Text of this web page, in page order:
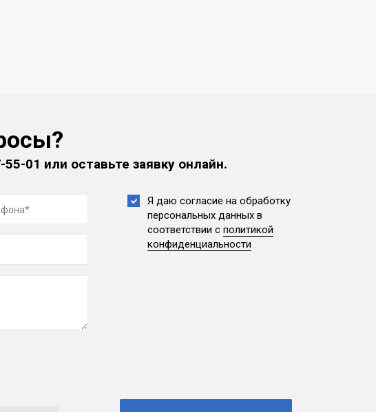
55-01 или оставьте заявку онлайн.
Я даю согласие на обработку
персональных данных в
соответствии с политикой
конфиденциальности